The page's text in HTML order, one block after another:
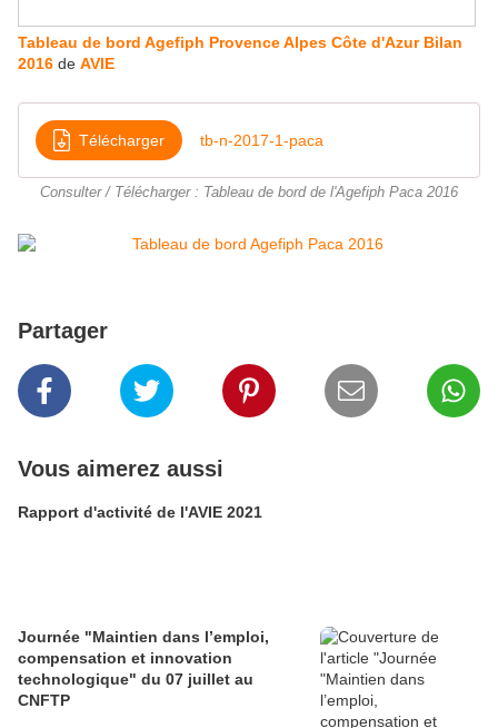
Tableau de bord Agefiph Provence Alpes Côte d'Azur Bilan
2016 de AVIE
Télécharger tb-n-2017-1-paca
Consulter / Télécharger : Tableau de bord de l'Agefiph Paca 2016
Partager
Vous aimerez aussi
Rapport d'activité de l'AVIE 2021
Journée "Maintien dans l’emploi,
compensation et innovation
technologique" du 07 juillet au
CNFTP